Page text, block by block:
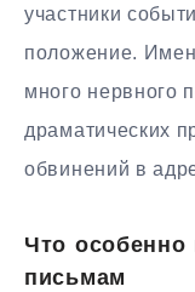
участники
положение.
много нервного
драматических
обвинений в
Что
письмам